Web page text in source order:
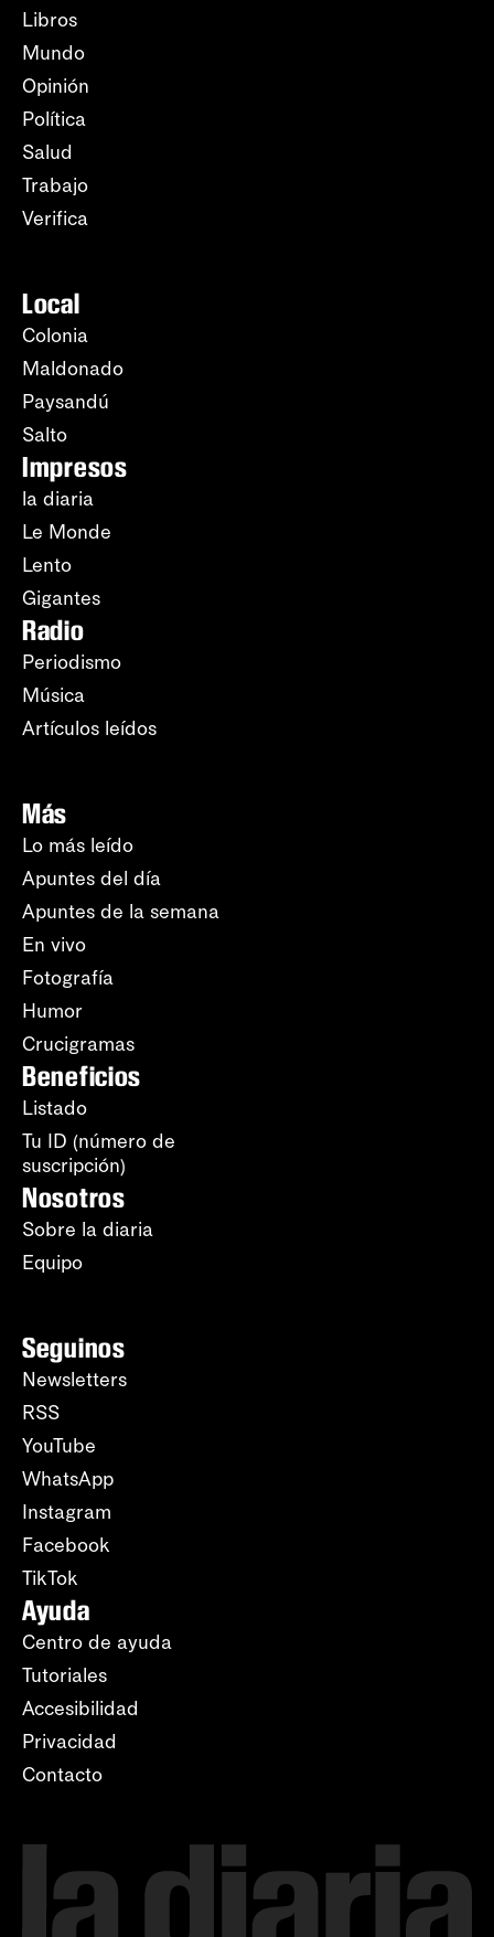
Libros
Mundo
Opinión
Política
Salud
Trabajo
Verifica
Local
Colonia
Maldonado
Paysandú
Salto
Impresos
la diaria
Le Monde
Lento
Gigantes
Radio
Periodismo
Música
Artículos leídos
Más
Lo más leído
Apuntes del día
Apuntes de la semana
En vivo
Fotografía
Humor
Crucigramas
Beneficios
Listado
Tu ID (número de
suscripción)
Nosotros
Sobre la diaria
Equipo
Seguinos
Newsletters
RSS
YouTube
WhatsApp
Instagram
Facebook
TikTok
Ayuda
Centro de ayuda
Tutoriales
Accesibilidad
Privacidad
Contacto